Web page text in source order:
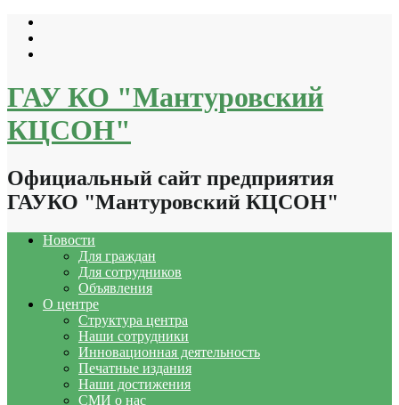
Перейти
содержимому
ГАУ КО "Мантуровский
КЦСОН"
Официальный сайт предприятия
ГАУКО "Мантуровский КЦСОН"
Новости
Для граждан
Для сотрудников
Объявления
О центре
Структура центра
Наши сотрудники
Инновационная деятельность
Печатные издания
Наши достижения
СМИ о нас